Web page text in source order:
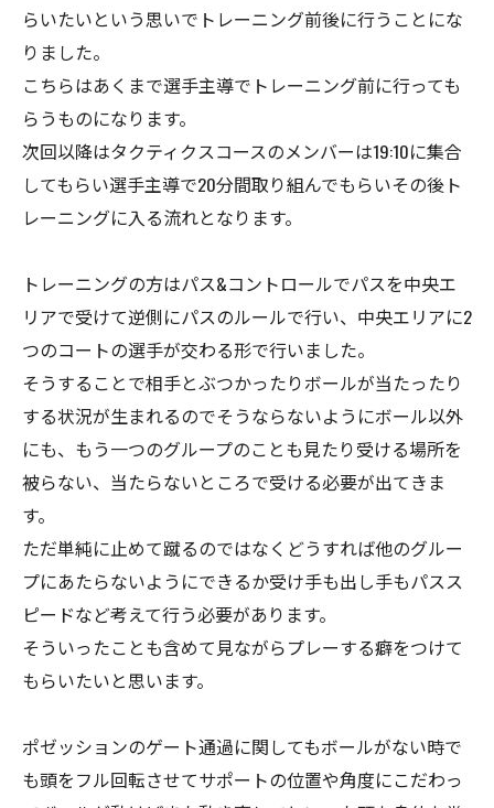
らいたいという思いでトレーニング前後に行うことにな
りました。
こちらはあくまで選手主導でトレーニング前に行っても
らうものになります。
次回以降はタクティクスコースのメンバーは19:10に集合
してもらい選手主導で20分間取り組んでもらいその後ト
レーニングに入る流れとなります。
トレーニングの方はパス&コントロールでパスを中央エ
リアで受けて逆側にパスのルールで行い、中央エリアに2
つのコートの選手が交わる形で行いました。
そうすることで相手とぶつかったりボールが当たったり
する状況が生まれるのでそうならないようにボール以外
にも、もう一つのグループのことも見たり受ける場所を
被らない、当たらないところで受ける必要が出てきま
す。
ただ単純に止めて蹴るのではなくどうすれば他のグルー
プにあたらないようにできるか受け手も出し手もパスス
ピードなど考えて行う必要があります。
そういったことも含めて見ながらプレーする癖をつけて
もらいたいと思います。
ポゼッションのゲート通過に関してもボールがない時で
も頭をフル回転させてサポートの位置や角度にこだわっ